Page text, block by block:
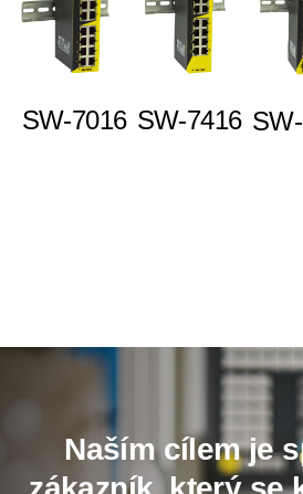
SW-7016 SW-7416
Naším cílem je